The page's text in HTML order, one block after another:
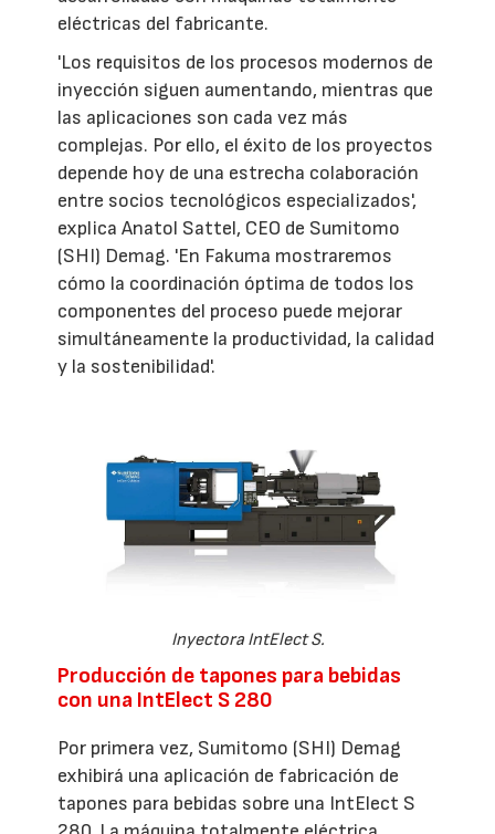
eléctricas del fabricante.
'Los requisitos de los procesos modernos de
inyección siguen aumentando, mientras que
las aplicaciones son cada vez más
complejas. Por ello, el éxito de los proyectos
depende hoy de una estrecha colaboración
entre socios tecnológicos especializados',
explica Anatol Sattel, CEO de Sumitomo
(SHI) Demag. 'En Fakuma mostraremos
cómo la coordinación óptima de todos los
componentes del proceso puede mejorar
simultáneamente la productividad, la calidad
y la sostenibilidad'.
Inyectora IntElect S.
Producción de tapones para bebidas
con una IntElect S 280
Por primera vez, Sumitomo (SHI) Demag
exhibirá una aplicación de fabricación de
tapones para bebidas sobre una IntElect S